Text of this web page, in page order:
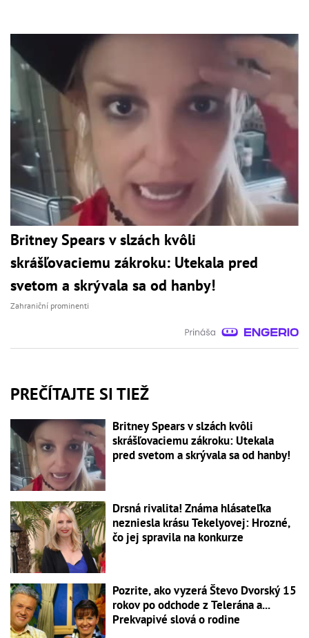
Britney Spears v slzách kvôli
skrášľovaciemu zákroku: Utekala pred
svetom a skrývala sa od hanby!
Zahraniční prominenti
PREČÍTAJTE SI TIEŽ
Britney Spears v slzách kvôli
skrášľovaciemu zákroku: Utekala
pred svetom a skrývala sa od hanby!
Drsná rivalita! Známa hlásateľka
nezniesla krásu Tekelyovej: Hrozné,
čo jej spravila na konkurze
Pozrite, ako vyzerá Števo Dvorský 15
rokov po odchode z Telerána a...
Prekvapivé slová o rodine